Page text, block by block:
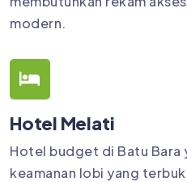
modern.
Hotel Melati
Hotel budget di Batu Bara
keamanan lobi yang